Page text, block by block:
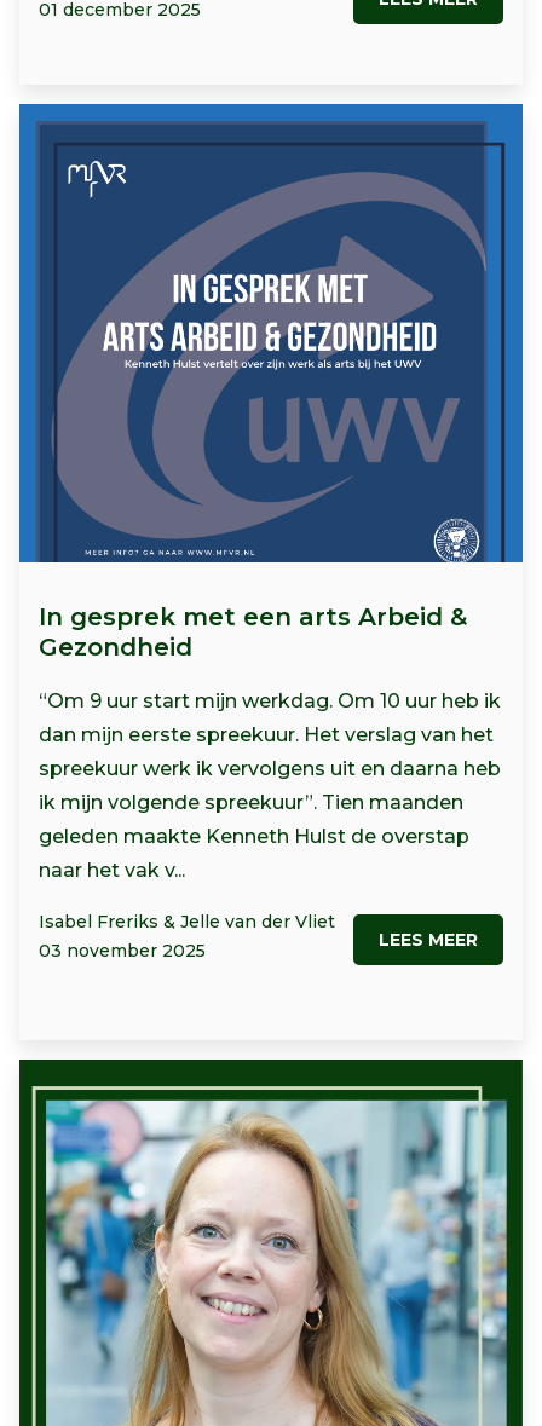
01 december 2025
In gesprek met een arts Arbeid &
Gezondheid
“Om 9 uur start mijn werkdag. Om 10 uur heb ik
dan mijn eerste spreekuur. Het verslag van het
spreekuur werk ik vervolgens uit en daarna heb
ik mijn volgende spreekuur”. Tien maanden
geleden maakte Kenneth Hulst de overstap
naar het vak v...
Isabel Freriks & Jelle van der Vliet
03 november 2025
LEES MEER